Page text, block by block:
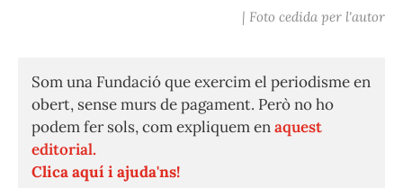
| Foto cedida per l'autor
Som una Fundació que exercim el periodisme en
obert, sense murs de pagament. Però no ho
podem fer sols, com expliquem enaquest
editorial.
Clica aquí i ajuda'ns!